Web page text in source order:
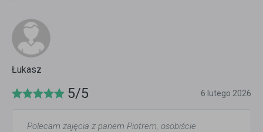
Łukasz
5/5 6 lutego 2026
Polecam zajęcia z panem Piotrem, osobiście